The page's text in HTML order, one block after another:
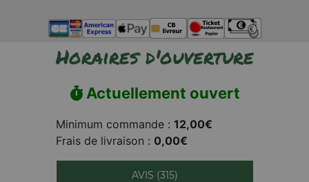
Horaires d'ouverture
Actuellement ouvert
Minimum commande : 12,00€
Frais de livraison : 0,00€
AVIS (315)